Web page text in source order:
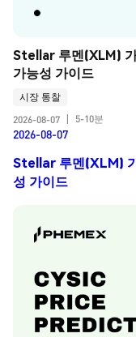
Stellar 루멘(XLM)
가능성 가이드
시장 통찰
2026-08-07
5-10분
2026-08-07
Stellar 루멘(XLM)
성 가이드